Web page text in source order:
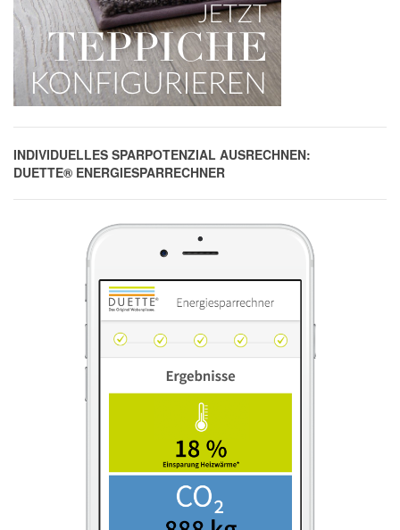
INDIVIDUELLES SPARPOTENZIAL AUSRECHNEN:
DUETTE® ENERGIESPARRECHNER